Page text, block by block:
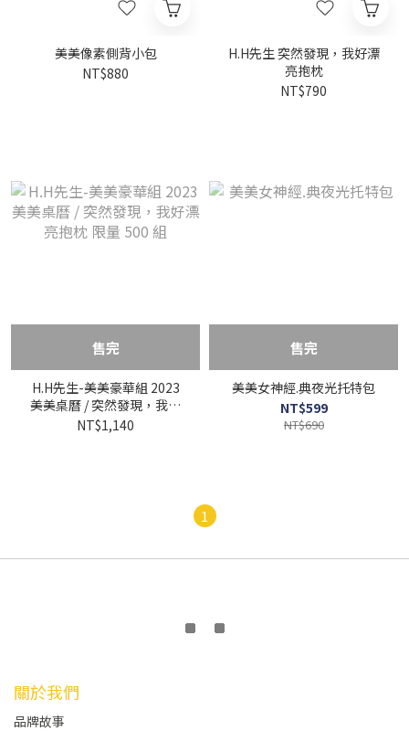
美美像素側背小包
NT$880
H.H先生 突然發現，我好漂
亮抱枕
NT$790
售完
H.H先生-美美豪華組 2023
美美桌曆 / 突然發現，我好
漂亮抱枕 限量 500 組
NT$1,140
售完
美美女神經.典夜光托特包
NT$599
NT$690
1
關於我們
品牌故事